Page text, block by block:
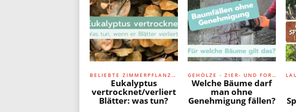
BELIEBTE ZIMMERPFLANZEN
Eukalyptus
vertrocknet/verliert
Blätter: was tun?
GEHÖLZE - ZIER- UND FORMGEHÖLZE
Welche Bäume darf
man ohne
Genehmigung fällen?